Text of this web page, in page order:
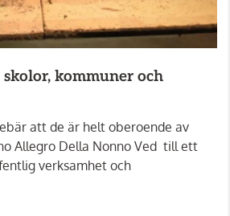
kommuner och
att de är helt oberoende av
Allegro Della Nonno Ved till ett
verksamhet och